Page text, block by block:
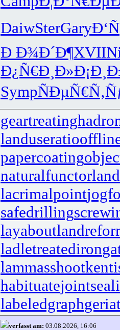
DaiwSterGary
Ð Ð¾Ð´Ð¶XVII
Ð¿Ñ€Ð¸Ð»
SympÑÐµÑ€Ñ‚
geartreating
landuseratio
papercoating
naturalfunctor
lacrimalpoint
safedrilling
layabout
ladletreatediron
lammasshoot
habituate
labeledgraph
verfasst am: 03.08.2026, 16:06